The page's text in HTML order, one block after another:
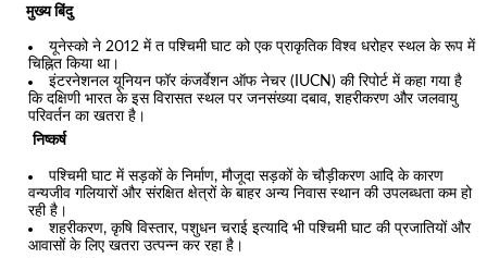
मुख्य बिंदु
यूनेस्को ने 2012 में त पश्चिमी घाट को एक प्राकृतिक विश्व धरोहर स्थल के रूप में
चिह्नित किया था।
इंटरनेशनल यूनियन फॉर कंजर्वेशन ऑफ नेचर (IUCN) की रिपोर्ट में कहा गया है
कि दक्षिणी भारत के इस विरासत स्थल पर जनसंख्या दबाव, शहरीकरण और जलवायु
परिवर्तन का खतरा है।
निष्कर्ष
पश्चिमी घाट में सड़कों के निर्माण, मौजूदा सड़कों के चौड़ीकरण आदि के कारण
वन्यजीव गलियारों और संरक्षित क्षेत्रों के बाहर अन्य निवास स्थान की उपलब्धता कम हो
रही है।
शहरीकरण, कृषि विस्तार, पशुधन चराई इत्यादि भी पश्चिमी घाट की प्रजातियों और
आवासों के लिए खतरा उत्पन्न कर रहा है।